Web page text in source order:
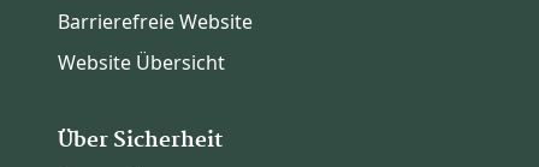
Barrierefreie Website
Website Übersicht
Über Sicherheit